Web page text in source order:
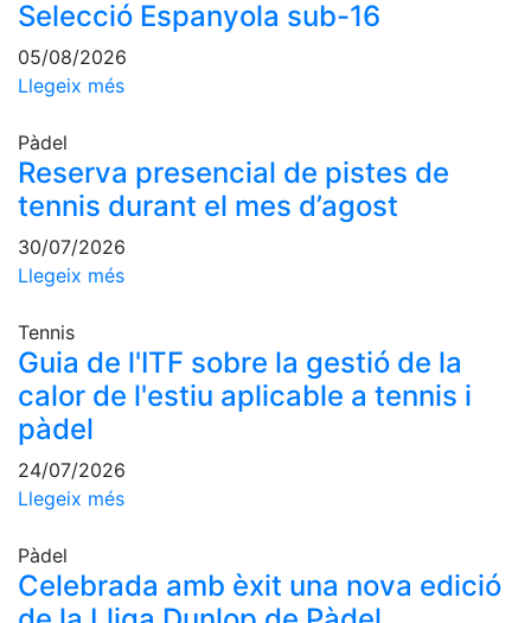
Llegendes
Jugadors
professionals
Campionat
Social de
Tennis
Quadres
de Joc
Històric
del
Campionat
Fotos
Pàdel
Selecció Espanyola sub-16
05/08/2026
Llegeix més
Pàdel
Reserva presencial de pistes de
tennis durant el mes d’agost
30/07/2026
Llegeix més
Tennis
Guia de l'ITF sobre la gestió de la
calor de l'estiu aplicable a tennis i
pàdel
24/07/2026
Llegeix més
Pàdel
Celebrada amb èxit una nova edició